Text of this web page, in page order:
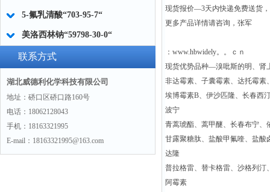
5-氟乳清酸“703-95-7“
美洛西林钠“59798-30-0“
联系方式
湖北威德利化学科技有限公司
地址：硚口区硚口路160号
电话：18062128043
手机：18163321995
E-mail：18163321995@163.com
现货报价—3天内快递免费送货
更多产品详情请咨询，张军
：www.hbwidely。。ｃｎ
现货优势品种—溴吡斯的明、肾
非达霉素、子囊霉素、达托霉素
埃博霉素B、伊沙匹隆、长春西
波宁
青蒿琥酯、蒿甲醚、长春布宁
甘露聚糖肽、盐酸甲氟喹、盐酸
达隆
普拉格雷、替卡格雷、沙格列汀
阿霉素